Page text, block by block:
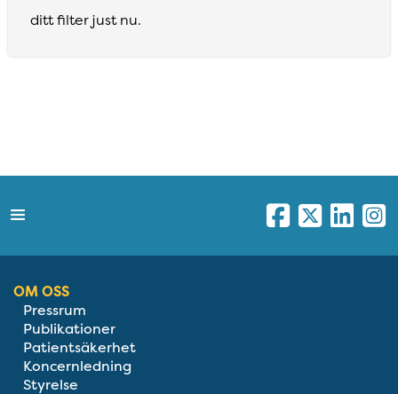
ditt filter just nu.
OM OSS
Pressrum
Publikationer
Patientsäkerhet
Koncernledning
Styrelse